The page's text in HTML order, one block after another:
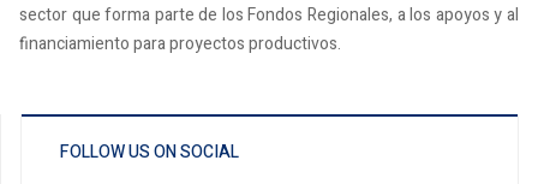
sector que forma parte de los Fondos Regionales, a los apoyos y al
financiamiento para proyectos productivos.
FOLLOW US ON SOCIAL